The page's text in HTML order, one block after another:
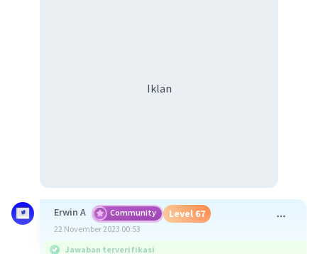
Iklan
Erwin A Community Level 67
22 November 2023 00:53
Jawaban terverifikasi